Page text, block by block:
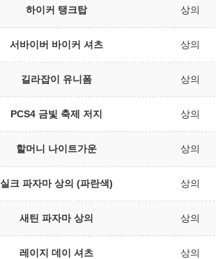
하이커 탱크탑 상의
서바이버 바이커 셔츠 상의
길라잡이 유니폼 상의
PCS4 금빛 축제 저지 상의
할머니 나이트가운 상의
실크 파자마 상의 (파란색) 상의
새틴 파자마 상의 상의
레이지 데이 셔츠 상의